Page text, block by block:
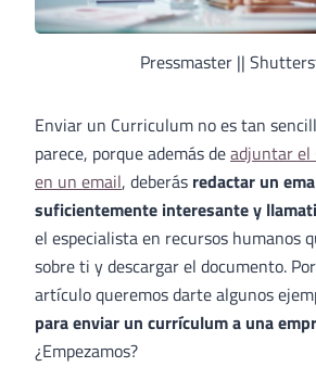
Pressmaster ||
Enviar un Curriculum no es tan
parece, porque además deadjuntar el
en un email, deberás redactar un
suficientemente interesante y
el especialista en recursos humanos
sobre ti y descargar el documento.
artículo queremos darte algunos
para enviar un currículum a una
¿Empezamos?